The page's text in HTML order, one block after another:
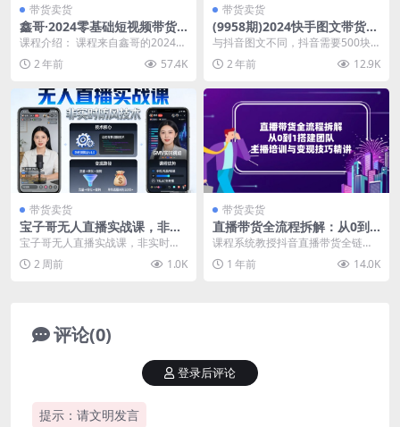
带货卖货
鑫哥·2024零基础短视频带货
实操营
课程介绍： 课程来自鑫哥的2024零
基础短视频带货实操营。教会你学
习搭建和定位的...
2 年前 57.4K
带货卖货
(9958期)2024快手图文带货，
简单易上手，小白也轻松可以
与抖音图文不同，抖音需要500块
钱保证金，快手不需要抖音图文查
重是非常严格的，而...
2 年前 12.9K
带货卖货
宝子哥无人直播实战课，非实
时防风技术，聚焦抖音快手等
变现之路(更新2026年07月24
宝子哥无人直播实战课，非实时防
风技术，聚焦抖音快手等平台直播
带货，轻松开启直播变...
2 周前 1.0K
带货卖货
直播带货全流程拆解：从0到1
搭建团队，主播培训与变现技
课程系统教授抖音直播带货全链路
技能，从账号定位、内容创作到拍
摄剪辑技术，覆盖百万...
1 年前 14.0K
评论(0)
提示：请文明发言
登录后评论